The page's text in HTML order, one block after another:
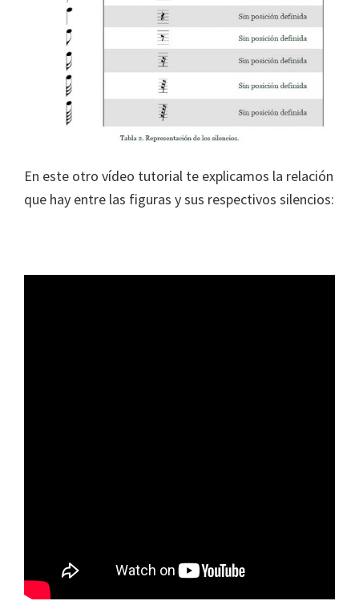
En este otro vídeo tutorial te explicamos la relación
que hay entre las figuras y sus respectivos silencios: